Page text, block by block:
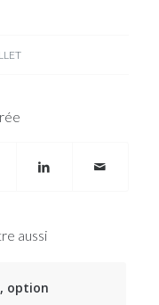
aussi
option